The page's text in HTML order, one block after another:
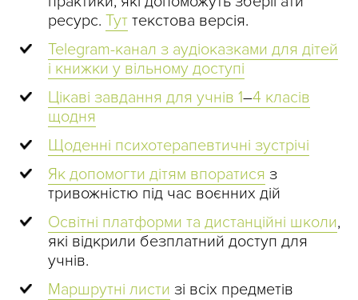
ресурс. Тут текстова версія.
Telegram-канал з аудіоказками для дітей
і книжки у вільному доступі
Цікаві завдання для учнів 1–4 класів
щодня
Щоденні психотерапевтичні зустрічі
Як допомогти дітям впоратися з
тривожністю під час воєнних дій
Освітні платформи та дистанційні школи,
які відкрили безплатний доступ для
учнів.
Маршрутні листи зі всіх предметів